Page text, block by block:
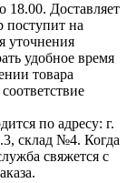
18.00. Доставляет
поступит на
уточнения
удобное время
товара
по адресу: г.
склад №4. Когда
свяжется с